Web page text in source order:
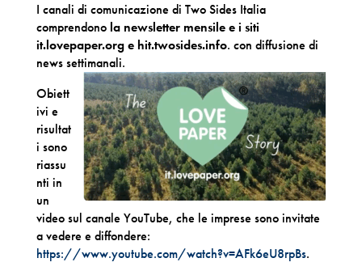
I canali di comunicazione di Two Sides Italia
comprendonola newsletter mensile e i siti
it.lovepaper.org e hit.twosides.info. con diffusione di
news settimanali.
Obiett
ivi e
risultat
i sono
riassu
nti in
un
video sul canale YouTube, che le imprese sono invitate
a vedere e diffondere:
https://www.youtube.com/watch?v=AFk6eU8rpBs.